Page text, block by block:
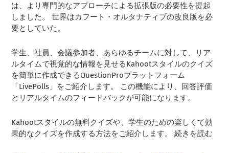
は、より専門的なアプローチによる拡張版の必要性を提起
しました。 世界はカフート・オルタナティブの改良版を必
要としていた。
学生、社員、会議参加者、あらゆるチームに対して、リア
ルタイムで視覚的な情報を見せるKahootスタイルのクイズ
を簡単に作成できるQuestionProプラットフォーム
「LivePolls」をご紹介します。 この機能により、回答評価
とリアルタイムのフィードバックが可能になります。
Kahootスタイルの無料クイズや、学生のための楽しくて効
果的なクイズを作成する方法をご紹介します。 続きを読む